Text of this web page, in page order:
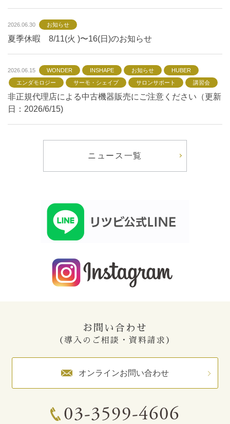
2026.06.30 お知らせ
夏季休暇 8/11(火 )〜16(日)のお知らせ
2026.06.15 WONDER INSHAPE お知らせ
HUBER
エンダモロジー
サーモ・シェイプ サロンサポート 講習会
非正規代理店による中古機器販売にご注意ください（更新
日：2026/6/15)
ニュース一覧
お問い合わせ
（導入のご相談・資料請求）
オンラインお問い合わせ
03-3599-4606